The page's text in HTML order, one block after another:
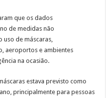
que os dados
de medidas não
de máscaras,
aeroportos e ambientes
na ocasião.
estava previsto como
principalmente para pessoas